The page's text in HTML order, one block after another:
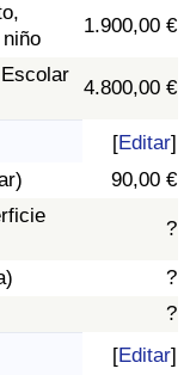
1.900,00 €
4.800,00 €
[Editar]
90,00 €
?
?
?
[Editar]